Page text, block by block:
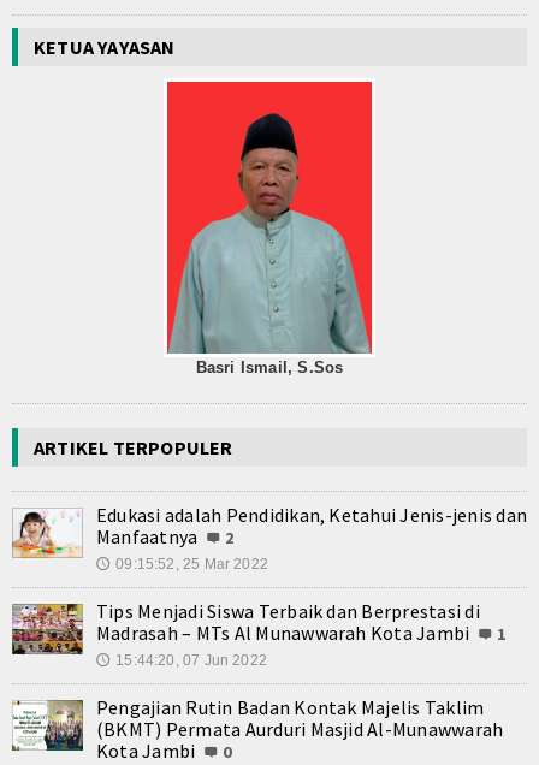
KETUA YAYASAN
Basri Ismail, S.Sos
ARTIKEL TERPOPULER
Edukasi adalah Pendidikan, Ketahui Jenis-jenis dan
Manfaatnya
2
🕔 09:15:52, 25 Mar 2022
Tips Menjadi Siswa Terbaik dan Berprestasi di
Madrasah – MTs Al Munawwarah Kota Jambi
1
🕔 15:44:20, 07 Jun 2022
Pengajian Rutin Badan Kontak Majelis Taklim
(BKMT) Permata Aurduri Masjid Al-Munawwarah
Kota Jambi
0